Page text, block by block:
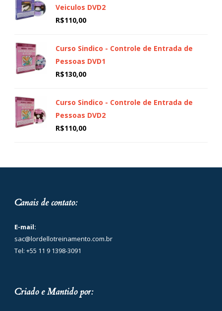
Veiculos DVD2
R$110,00
Curso Sindico - Controle de Entrada de
Pessoas DVD1
R$130,00
Curso Sindico - Controle de Entrada de
Pessoas DVD2
R$110,00
Canais de contato:
E-mail:
sac@lordellotreinamento.com.br
Tel: +55 11 9 1398-3091
Criado e Mantido por: